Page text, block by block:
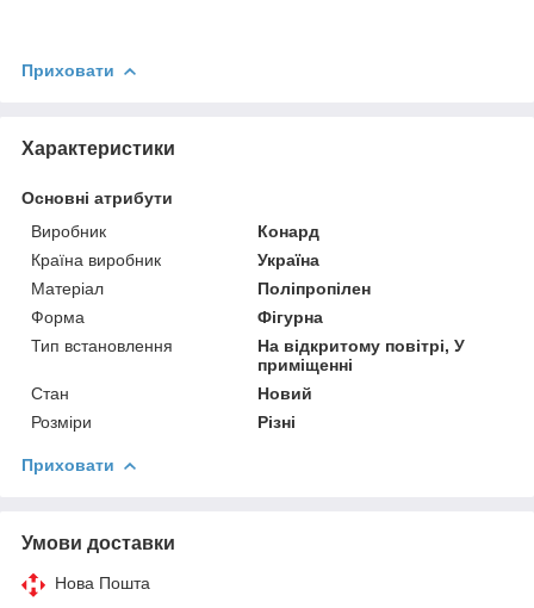
Приховати
Характеристики
Основні атрибути
Виробник
Конард
Країна виробник
Україна
Матеріал
Поліпропілен
Форма
Фігурна
Тип встановлення
На відкритому повітрі, У
приміщенні
Стан
Новий
Розміри
Різні
Приховати
Умови доставки
Нова Пошта